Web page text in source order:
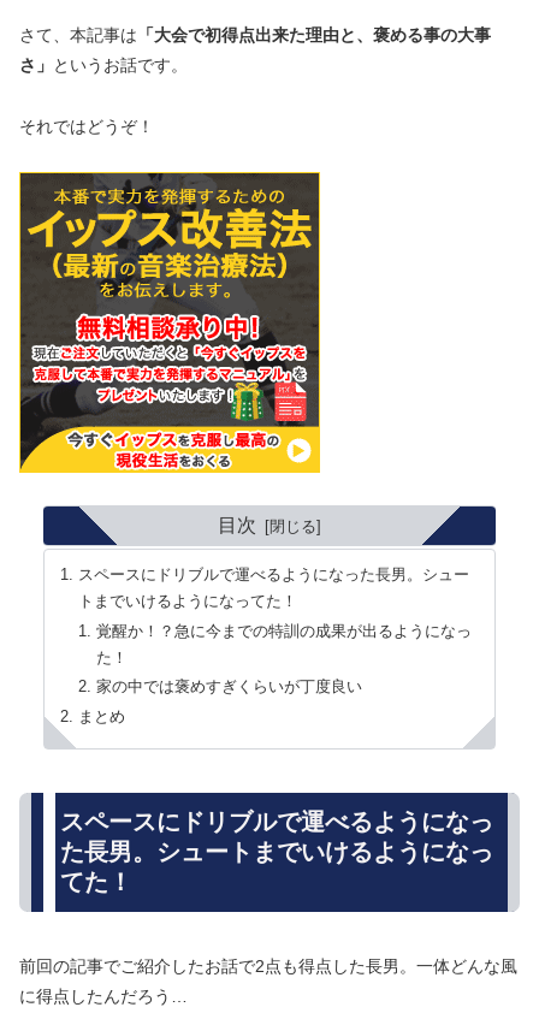
さて、本記事は 「大会で初得点出来た理由と、褒める事の大事
さ」 というお話です。
それではどうぞ！
目次
スペースにドリブルで運べるようになった長男。シュー
トまでいけるようになってた！
覚醒か！？急に今までの特訓の成果が出るようになっ
た！
家の中では褒めすぎくらいが丁度良い
まとめ
スペースにドリブルで運べるようになっ
た長男。シュートまでいけるようになっ
てた！
前回の記事でご紹介したお話で2点も得点した長男。一体どんな風
に得点したんだろう…